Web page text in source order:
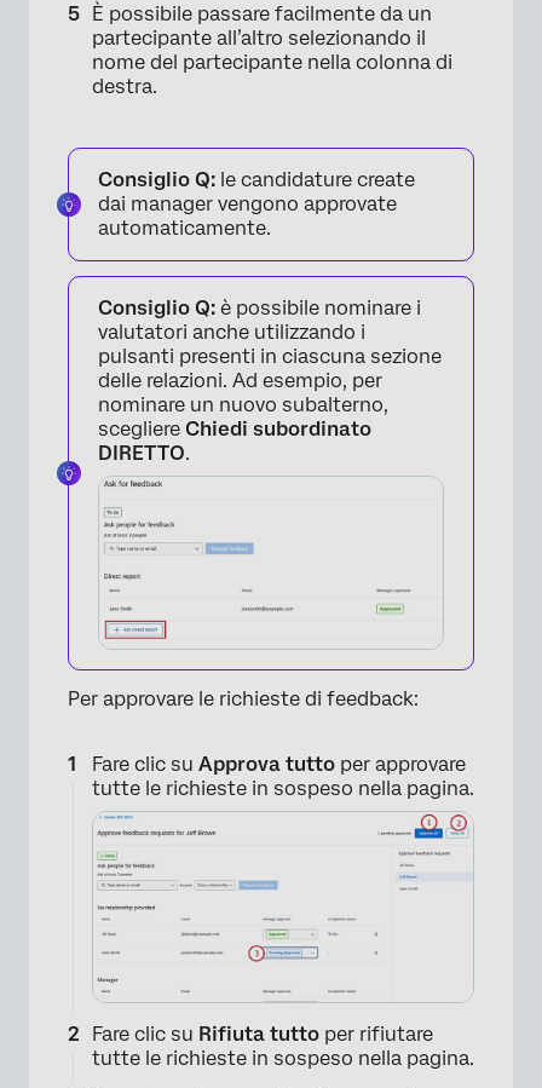
È possibile passare facilmente da un
partecipante all’altro selezionando il
nome del partecipante nella colonna di
destra.
Consiglio Q: le candidature create
dai manager vengono approvate
automaticamente.
Consiglio Q: è possibile nominare i
valutatori anche utilizzando i
pulsanti presenti in ciascuna sezione
delle relazioni. Ad esempio, per
nominare un nuovo subalterno,
scegliere Chiedi subordinato
DIRETTO.
Per approvare le richieste di feedback:
Fare clic su Approva tutto per approvare
tutte le richieste in sospeso nella pagina.
Fare clic su Rifiuta tutto per rifiutare
tutte le richieste in sospeso nella pagina.